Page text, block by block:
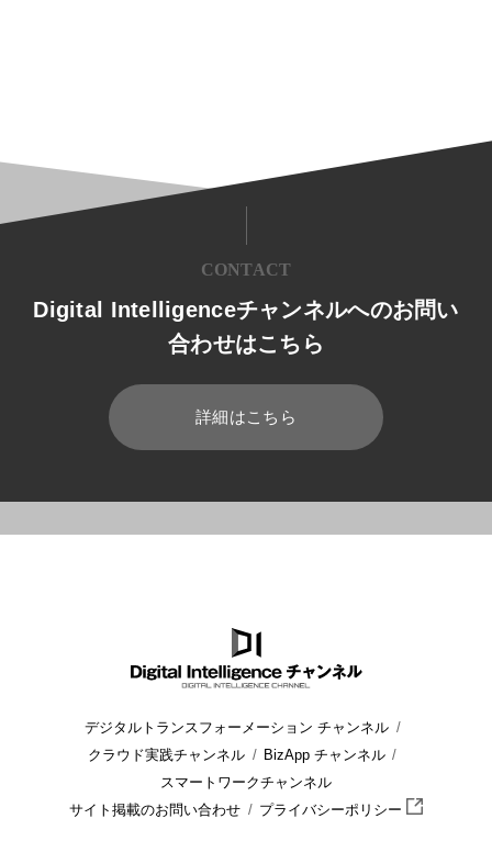
CONTACT
Digital Intelligenceチャンネルへのお問い
合わせはこちら
詳細はこちら
デジタルトランスフォーメーション チャンネル
クラウド実践チャンネル
BizApp チャンネル
スマートワークチャンネル
サイト掲載のお問い合わせ
プライバシーポリシー